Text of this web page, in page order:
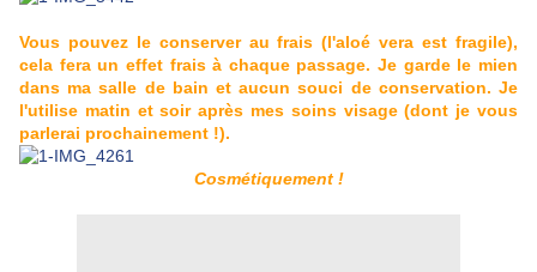
Vous pouvez le conserver au frais (l'aloé vera est fragile),
cela fera un effet frais à chaque passage. Je garde le mien
dans ma salle de bain et aucun souci de conservation. Je
l'utilise matin et soir après mes soins visage (dont je vous
parlerai prochainement !).
Cosmétiquement !